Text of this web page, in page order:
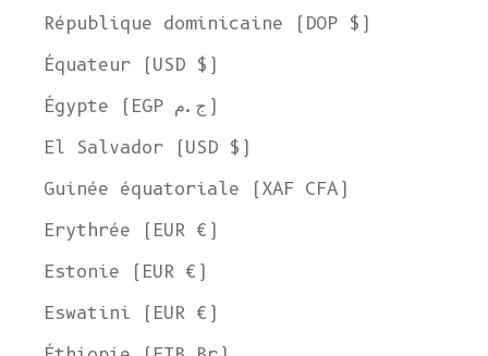
République dominicaine (DOP $)
Équateur (USD $)
Égypte (EGP ج.م)
El Salvador (USD $)
Guinée équatoriale (XAF CFA)
Erythrée (EUR €)
Estonie (EUR €)
Eswatini (EUR €)